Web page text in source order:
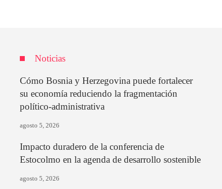
Noticias
Cómo Bosnia y Herzegovina puede fortalecer
su economía reduciendo la fragmentación
político-administrativa
agosto 5, 2026
Impacto duradero de la conferencia de
Estocolmo en la agenda de desarrollo sostenible
agosto 5, 2026